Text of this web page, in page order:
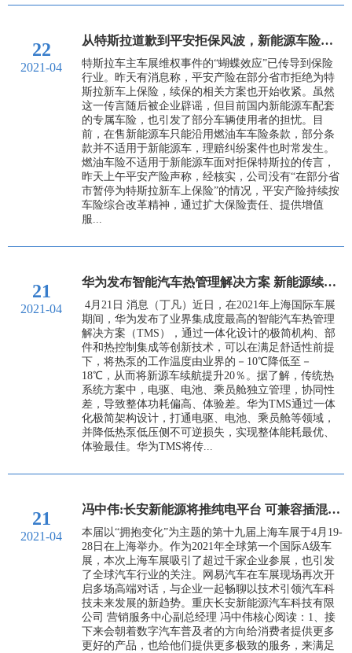
22
2021-04
从特斯拉道歉到平安拒保风波，新能源车险搅局大猜想
特斯拉车主车展维权事件的“蝴蝶效应”已传导到保险
行业。昨天有消息称，平安产险在部分省市拒绝为特
斯拉新车上保险，续保的相关方案也开始收紧。虽然
这一传言随后被企业辟谣，但目前国内新能源车配套
的专属车险，也引发了部分车辆使用者的担忧。目
前，在售新能源车只能沿用燃油车车险条款，部分条
款并不适用于新能源车，理赔纠纷案件也时常发生。
燃油车险不适用于新能源车面对拒保特斯拉的传言，
昨天上午平安产险声称，经核实，公司没有“在部分省
市暂停为特斯拉新车上保险”的情况，平安产险持续按
车险综合改革精神，通过扩大保险责任、提供增值
服...
21
2021-04
华为发布智能汽车热管理解决方案 新能源续航提升20%
4月21日 消息（丁凡）近日，在2021年上海国际车展
期间，华为发布了业界集成度最高的智能汽车热管理
解决方案（TMS），通过一体化设计的极简机构、部
件和热控制集成等创新技术，可以在满足舒适性前提
下，将热泵的工作温度由业界的－10℃降低至－
18℃，从而将新源车续航提升20％。据了解，传统热
系统方案中，电驱、电池、乘员舱独立管理，协同性
差，导致整体功耗偏高、体验差。华为TMS通过一体
化极简架构设计，打通电驱、电池、乘员舱等领域，
并降低热泵低压侧不可逆损失，实现整体能耗最优、
体验最佳。华为TMS将传...
21
2021-04
冯中伟:长安新能源将推纯电平台 可兼容插混技术
本届以“拥抱变化”为主题的第十九届上海车展于4月19-
28日在上海举办。作为2021年全球第一个国际A级车
展，本次上海车展吸引了超过千家企业参展，也引发
了全球汽车行业的关注。网易汽车在车展现场再次开
启多场高端对话，与企业一起畅聊以技术引领汽车科
技未来发展的新趋势。重庆长安新能源汽车科技有限
公司 营销服务中心副总经理 冯中伟核心阅读：1、接
下来会朝着数字汽车普及者的方向给消费者提供更多
更好的产品，也给他们提供更多极致的服务，来满足